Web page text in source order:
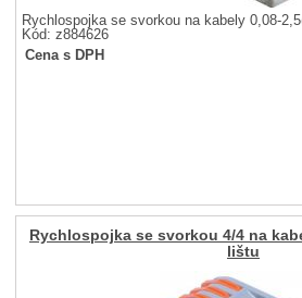
Rychlospojka se svorkou na kabely 0,08-
Kód: z884626
Cena s DPH
Rychlospojka se svorkou 4/4 na
lištu